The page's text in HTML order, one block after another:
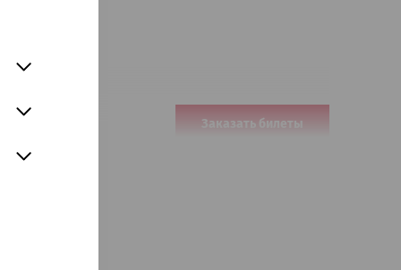
Заказать билеты